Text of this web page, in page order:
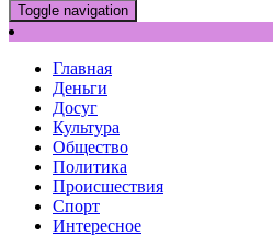
Toggle navigation
Главная
Деньги
Досуг
Культура
Общество
Политика
Происшествия
Спорт
Интересное